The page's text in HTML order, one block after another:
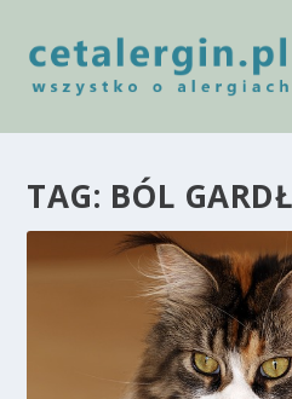
TAG: BÓL